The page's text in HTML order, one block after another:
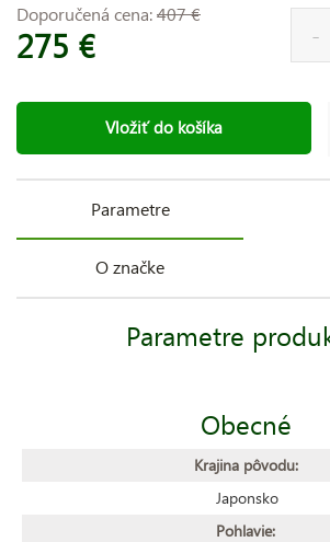
Doporučená cena:407 €
275 €
Vložiť do košíka
Parametre
O značke
Parametre
Obecné
Krajina pôvodu:
Japonsko
Pohlavie: